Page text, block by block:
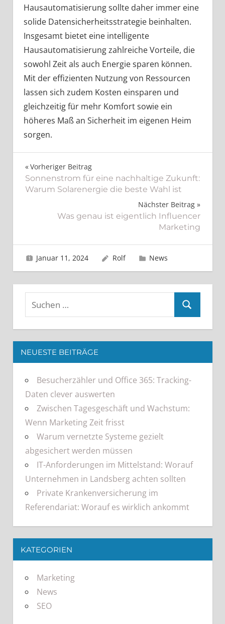
Hausautomatisierung sollte daher immer eine
solide Datensicherheitsstrategie beinhalten.
Insgesamt bietet eine intelligente
Hausautomatisierung zahlreiche Vorteile, die
sowohl Zeit als auch Energie sparen können.
Mit der effizienten Nutzung von Ressourcen
lassen sich zudem Kosten einsparen und
gleichzeitig für mehr Komfort sowie ein
höheres Maß an Sicherheit im eigenen Heim
sorgen.
Beitragsnavigation
Vorheriger Beitrag
Sonnenstrom für eine nachhaltige Zukunft:
Warum Solarenergie die beste Wahl ist
Nächster Beitrag
Was genau ist eigentlich Influencer
Marketing
Januar 11, 2024 Rolf News
NEUESTE BEITRÄGE
Besucherzähler und Office 365: Tracking-
Daten clever auswerten
Zwischen Tagesgeschäft und Wachstum:
Wenn Marketing Zeit frisst
Warum vernetzte Systeme gezielt
abgesichert werden müssen
IT-Anforderungen im Mittelstand: Worauf
Unternehmen in Landsberg achten sollten
Private Krankenversicherung im
Referendariat: Worauf es wirklich ankommt
KATEGORIEN
Marketing
News
SEO